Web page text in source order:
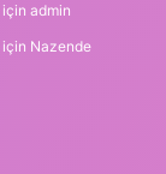
için admin
için Nazende